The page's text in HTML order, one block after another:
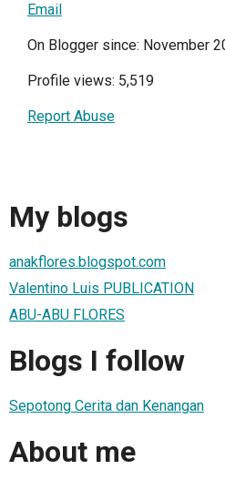
Email
On Blogger since: November
Profile views: 5,519
Report Abuse
My blogs
anakflores.blogspot.com
Valentino Luis PUBLICATION
ABU-ABU FLORES
Blogs I follow
Sepotong Cerita dan Kenangan
About me